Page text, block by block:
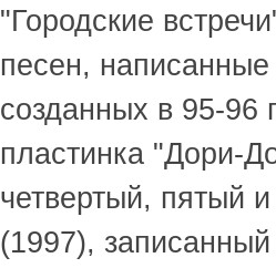
"Городские
песен,
созданных в 95-96
пластинка "Дори-
четвертый, пятый
(1997),